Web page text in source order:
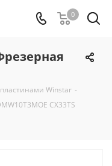
0
Winstar -
CX33TS